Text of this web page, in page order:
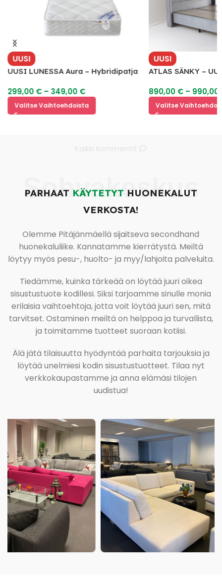
UUSI
UUSI LUNESSA Aura – Hybridipatja
299,00 € – 349,00 €
Valitse Vaihtoehdoista
UUSI
ATLAS SÄNKY –
890,00 € – 990,00
Valitse
Sohvakeskus
PARHAAT KÄYTETYT HUONEKALUT
VERKOSTA!
Olemme Pitäjänmäellä sijaitseva secondhand
huonekaluliike. Kannatamme kierrätystä. Meiltä
löytyy myös pesu-, huolto- ja myy/lahjoita palveluita.
Tiedämme, kuinka tärkeää on löytää juuri oikea
sisustustuote kodillesi. Siksi tarjoamme sinulle monia
erilaisia vaihtoehtoja, jotta voit löytää juuri sen, mitä
tarvitset. Ostaminen meiltä on helppoa ja turvallista,
ja toimitamme tuotteet suoraan kotiisi.
Älä jätä tilaisuutta hyödyntää parhaita tarjouksia ja
löytää unelmiesi kodin sisustustuotteet. Tilaa nyt
verkkokaupastamme ja anna elämäsi tilojen
uudistua!